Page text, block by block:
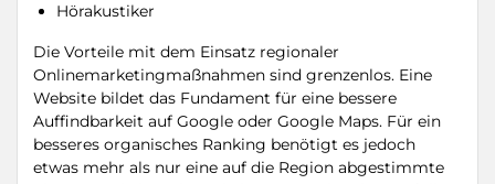
Hörakustiker
Die Vorteile mit dem Einsatz regionaler
Onlinemarketingmaßnahmen sind grenzenlos. Eine
Website bildet das Fundament für eine bessere
Auffindbarkeit auf Google oder Google Maps. Für ein
besseres organisches Ranking benötigt es jedoch
etwas mehr als nur eine auf die Region abgestimmte